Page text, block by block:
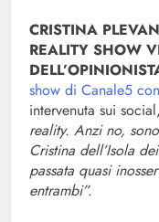
CRISTINA
REALITY SHOW
show di Canale5
intervenuta sui
reality. Anzi no,
Cristina dell’Isola
passata quasi
entrambi”.